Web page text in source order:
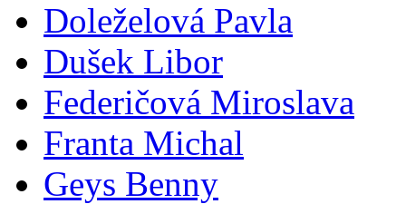
Doleželová Pavla
Dušek Libor
Federičová Miroslava
Franta Michal
Geys Benny